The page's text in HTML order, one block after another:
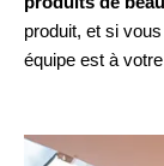
produit, et si
équipe est à